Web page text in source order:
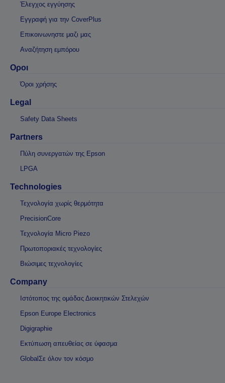
Έλεγχος εγγύησης
Εγγραφή για την CoverPlus
Επικοινωνηστε μαζι μας
Αναζήτηση εμπόρου
Οροι
Όροι χρήσης
Legal
Safety Data Sheets
Partners
Πύλη συνεργατών της Epson
LPGA
Technologies
Τεχνολογία χωρίς θερμότητα
PrecisionCore
Τεχνολογία Micro Piezo
Πρωτοποριακές τεχνολογίες
Βιώσιμες τεχνολογίες
Company
Ιστότοπος της ομάδας Διοικητικών Στελεχών
Epson Europe Electronics
Digigraphie
Εκτύπωση απευθείας σε ύφασμα
GlobalΣε όλον τον κόσμο